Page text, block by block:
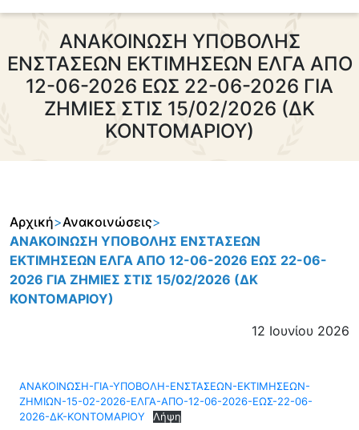
ΑΝΑΚΟΙΝΩΣΗ ΥΠΟΒΟΛΗΣ
ΕΝΣΤΑΣΕΩΝ ΕΚΤΙΜΗΣΕΩΝ ΕΛΓΑ ΑΠΟ
12-06-2026 ΕΩΣ 22-06-2026 ΓΙΑ
ΖΗΜΙΕΣ ΣΤΙΣ 15/02/2026 (ΔΚ
ΚΟΝΤΟΜΑΡΙΟΥ)
Αρχική>Ανακοινώσεις>
ΑΝΑΚΟΙΝΩΣΗ ΥΠΟΒΟΛΗΣ ΕΝΣΤΑΣΕΩΝ
ΕΚΤΙΜΗΣΕΩΝ ΕΛΓΑ ΑΠΟ 12-06-2026 ΕΩΣ 22-06-
2026 ΓΙΑ ΖΗΜΙΕΣ ΣΤΙΣ 15/02/2026 (ΔΚ
ΚΟΝΤΟΜΑΡΙΟΥ)
12 Ιουνίου 2026
ΑΝΑΚΟΙΝΩΣΗ-ΓΙΑ-ΥΠΟΒΟΛΗ-ΕΝΣΤΑΣΕΩΝ-ΕΚΤΙΜΗΣΕΩΝ-
ΖΗΜΙΩΝ-15-02-2026-ΕΛΓΑ-ΑΠΟ-12-06-2026-ΕΩΣ-22-06-
2026-ΔΚ-ΚΟΝΤΟΜΑΡΙΟΥ
Λήψη